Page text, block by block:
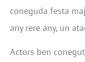
coneguda festa
any rere any, un
Actors ben